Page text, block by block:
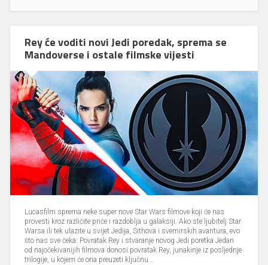
Rey će voditi novi Jedi poredak, sprema se
Mandoverse i ostale filmske vijesti
Lucasfilm sprema neke super nove Star Wars filmove koji će nas
provesti kroz različite priče i razdoblja u galaksiji. Ako ste ljubitelj Star
Warsa ili tek ulazite u svijet Jedija, Sithova i svemirskih avantura, evo
što nas sve čeka: Povratak Rey i stvaranje novog Jedi poretka Jedan
od najočekivanijih filmova donosi povratak Rey, junakinje iz posljednje
trilogije, u kojem će ona preuzeti ključnu...